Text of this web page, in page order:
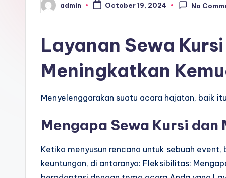
Posted
by
admin October 19, 2024 No
Layanan Sewa
Meningkatkan
Menyelenggarakan suatu acara hajatan, baik
Mengapa Sewa Kursi
Ketika menyusun rencana untuk sebuah
keuntungan, di antaranya: Fleksibilitas: